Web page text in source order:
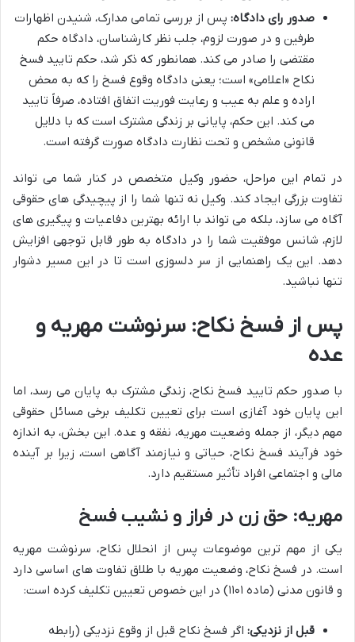
صدور رای دادگاه: پس از بررسی تمامی مدارک، شنیدن اظهارات
طرفین و در صورت لزوم، جلب نظر کارشناسان، دادگاه حکم
مقتضی را صادر می کند. همانطور که ذکر شد، حکم تایید فسخ
نکاح «اعلامی» است؛ یعنی دادگاه وقوع فسخ را که به محض
اراده و علم به عیب و رعایت فوریت اتفاق افتاده، صرفاً تایید
می کند. این حکم، پایانی بر زندگی مشترک است که با دلایل
قانونی مشخص و تحت نظارت دادگاه صورت گرفته است.
در تمام این مراحل، حضور وکیل متخصص در کنار شما می تواند
تفاوت بزرگی ایجاد کند. وکیل نه تنها شما را از پیچیدگی های حقوقی
آگاه می سازد، بلکه می تواند با ارائه بهترین دفاعیات و پیگیری های
لازم، شانس موفقیت شما را در دادگاه به طور قابل توجهی افزایش
دهد. این یک راهنمایی از سر دلسوزی است تا در این مسیر دشوار
تنها نباشید.
پس از فسخ نکاح: سرنوشت مهریه و
عده
با صدور حکم تایید فسخ نکاح، زندگی مشترک به پایان می رسد، اما
این پایان خود آغازی است برای تعیین تکلیف برخی مسائل حقوقی
مهم دیگر، از جمله وضعیت مهریه، نفقه و عده. این بخش، به اندازه
خود فرآیند فسخ نکاح، حیاتی و نیازمند آگاهی است، زیرا بر آینده
مالی و اجتماعی افراد تأثیر مستقیم دارد.
مهریه: حق زن در فراز و نشیب فسخ
یکی از مهم ترین موضوعات پس از انحلال نکاح، سرنوشت مهریه
است. در فسخ نکاح، وضعیت مهریه با طلاق تفاوت های اساسی دارد
و قانون مدنی (ماده ۱۱۰۱) در این خصوص تعیین تکلیف کرده است:
قبل از نزدیکی: اگر فسخ نکاح قبل از وقوع نزدیکی (رابطه